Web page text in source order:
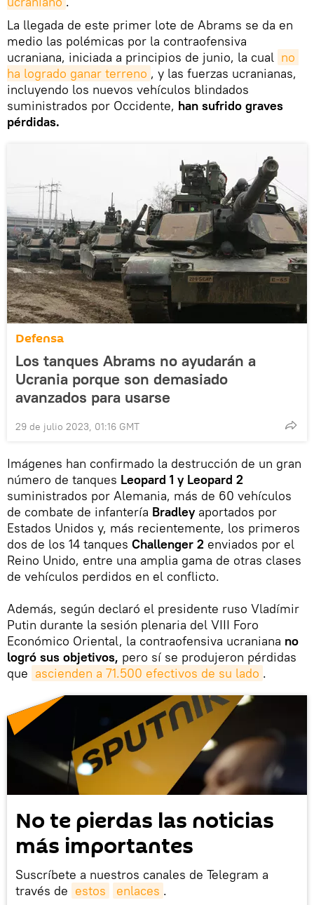
La llegada de este primer lote de Abrams se da en
medio las polémicas por la contraofensiva
ucraniana, iniciada a principios de junio, la cual no
ha logrado ganar terreno , y las fuerzas ucranianas,
incluyendo los nuevos vehículos blindados
suministrados por Occidente, han sufrido graves
pérdidas.
Defensa
Los tanques Abrams no ayudarán a
Ucrania porque son demasiado
avanzados para usarse
29 de julio 2023, 01:16 GMT
Imágenes han confirmado la destrucción de un gran
número de tanques Leopard 1 y Leopard 2
suministrados por Alemania, más de 60 vehículos
de combate de infantería Bradley aportados por
Estados Unidos y, más recientemente, los primeros
dos de los 14 tanques Challenger 2 enviados por el
Reino Unido, entre una amplia gama de otras clases
de vehículos perdidos en el conflicto.
Además, según declaró el presidente ruso Vladímir
Putin durante la sesión plenaria del VIII Foro
Económico Oriental, la contraofensiva ucraniana no
logró sus objetivos, pero sí se produjeron pérdidas
que ascienden a 71.500 efectivos de su lado .
No te pierdas las noticias
más importantes
Suscríbete a nuestros canales de Telegram a
través de estos enlaces .